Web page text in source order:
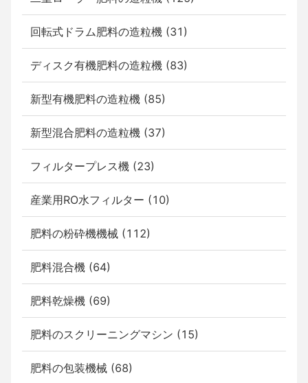
回転式ドラム肥料の造粒機 (31)
ディスク有機肥料の造粒機 (83)
新型有機肥料の造粒機 (85)
新型混合肥料の造粒機 (37)
フィルタープレス機 (23)
産業用RO水フィルター (10)
肥料の粉砕機機械 (112)
肥料混合機 (64)
肥料乾燥機 (69)
肥料のスクリーニングマシン (15)
肥料の包装機械 (68)